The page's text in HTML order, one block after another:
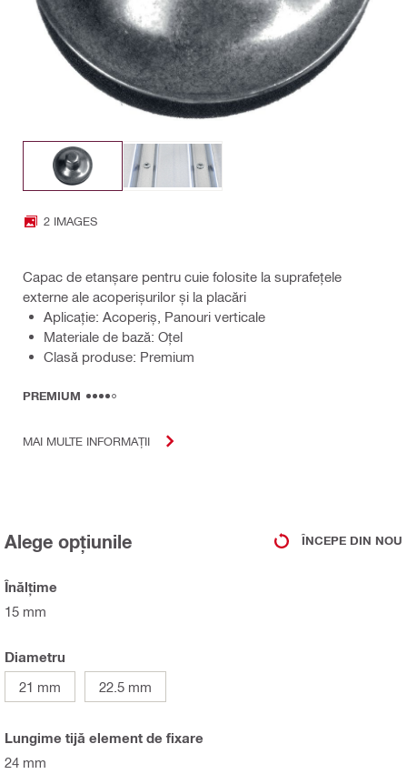
2 IMAGES
Capac de etanșare pentru cuie folosite la suprafețele
externe ale acoperișurilor și la placări
Aplicație: Acoperiș, Panouri verticale
Materiale de bază: Oţel
Clasă produse: Premium
PREMIUM
MAI MULTE INFORMAȚII
Alege opțiunile ÎNCEPE DIN NOU
Înălţime
15 mm
Diametru
21 mm
22.5 mm
Lungime tijă element de fixare
24 mm